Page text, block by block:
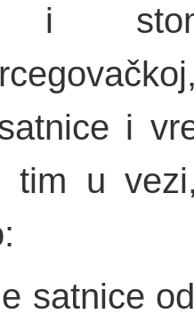
i
i
tim u
satnice